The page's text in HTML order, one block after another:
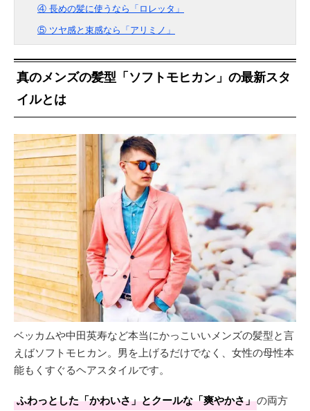
④ 長めの髪に使うなら「ロレッタ」
⑤ ツヤ感と束感なら「アリミノ」
真のメンズの髪型「ソフトモヒカン」の最新スタ
イルとは
ベッカムや中田英寿など本当にかっこいいメンズの髪型と言
えばソフトモヒカン。男を上げるだけでなく、女性の母性本
能もくすぐるヘアスタイルです。
ふわっとした「かわいさ」とクールな「爽やかさ」の両方